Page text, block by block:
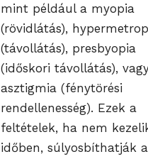
mint például a myopia
(rövidlátás),
(távollátás), presbyopia
(időskori távollátás),
asztigmia (fénytörési
rendellenesség). Ezek a
feltételek, ha nem
időben, súlyosbíthatják